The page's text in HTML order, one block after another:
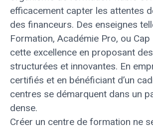
efficacement capter les attentes
des financeurs. Des enseignes
Formation, Académie Pro, ou
cette excellence en proposant
structurées et innovantes. En
certifiés et en bénéficiant d’un
centres se démarquent dans un
dense.
Créer un centre de formation ne